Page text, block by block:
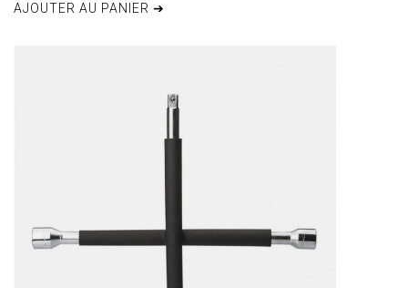
AJOUTER AU PANIER ➔